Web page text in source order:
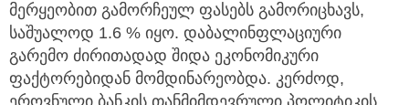
მერყეობით გამორჩეულ ფასებს გამორიცხავს,
საშუალოდ 1.6 % იყო. დაბალინფლაციური
გარემო ძირითადად შიდა ეკონომიკური
ფაქტორებიდან მომდინარეობდა. კერძოდ,